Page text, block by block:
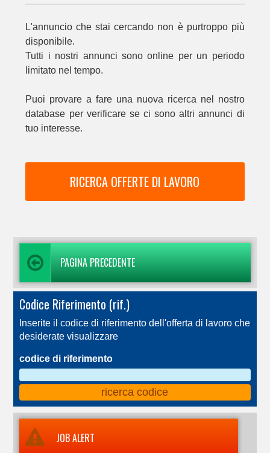
L'annuncio che stai cercando non è purtroppo più
disponibile.
Tutti i nostri annunci sono online per un periodo
limitato nel tempo.
Puoi provare a fare una nuova ricerca nel nostro
database per verificare se ci sono altri annunci di
tuo interesse.
RICERCA OFFERTE DI LAVORO
PAGINA PRECEDENTE
Codice Riferimento (rif.)
Inserite il codice di riferimento dell'offerta di lavoro che
desiderate visualizzare
codice di riferimento
JOB ALERT